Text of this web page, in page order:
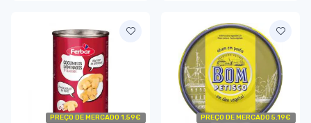
PREÇO DE MERCADO 1.59€ PREÇO DE MERCADO 5.19€